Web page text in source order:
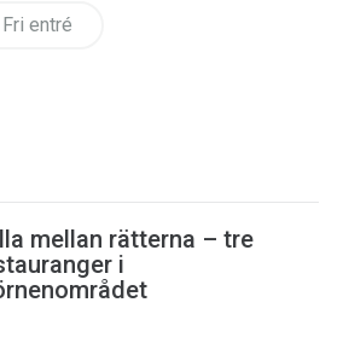
Fri entré
mellan rätterna – tre
i